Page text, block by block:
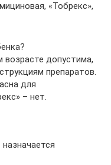
«Тобрекс»,
допустима,
препаратов.
для
– нет.